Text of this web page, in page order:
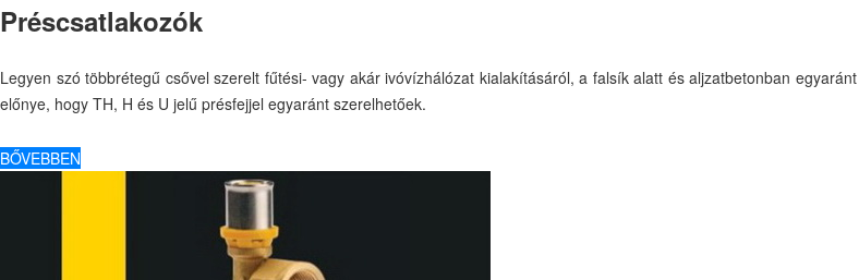
Préscsatlakozók
Legyen szó többrétegű csővel szerelt fűtési- vagy akár ivóvízhálózat kialakításáról, a falsík alatt és aljzatbetonban
előnye, hogy TH, H és U jelű présfejjel egyaránt szerelhetőek.
BŐVEBBEN